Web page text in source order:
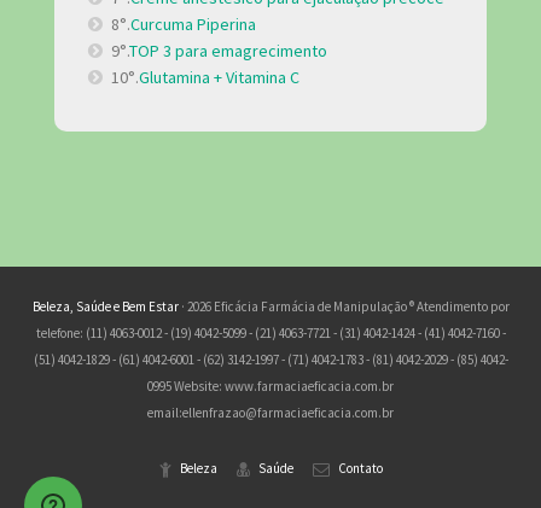
8°.Curcuma Piperina
9°.TOP 3 para emagrecimento
10°.Glutamina + Vitamina C
Beleza, Saúde e Bem Estar· 2026 Eficácia Farmácia de Manipulação ® Atendimento por
telefone: (11) 4063-0012 - (19) 4042-5099 - (21) 4063-7721 - (31) 4042-1424 - (41) 4042-7160 -
(51) 4042-1829 - (61) 4042-6001 - (62) 3142-1997 - (71) 4042-1783 - (81) 4042-2029 - (85) 4042-
0995 Website: www.farmaciaeficacia.com.br
email:ellenfrazao@farmaciaeficacia.com.br
Beleza Saúde Contato